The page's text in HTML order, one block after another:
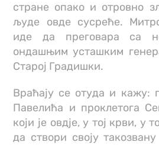
стране опако и отровно
људе овде сусреће.
иде да преговара са
ондашњим усташким
Старој Градишки.
Враћају се отуда и кажу:
Павелића и проклетога
који је овдје, у тој крви, у
да створи своју